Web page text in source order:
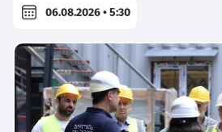
06.08.2026 • 5:30